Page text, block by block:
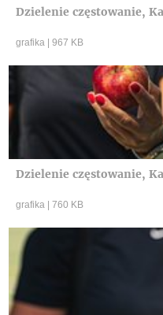
Dzielenie częstowanie,
grafika 967 KB
Dzielenie częstowanie,
grafika 760 KB